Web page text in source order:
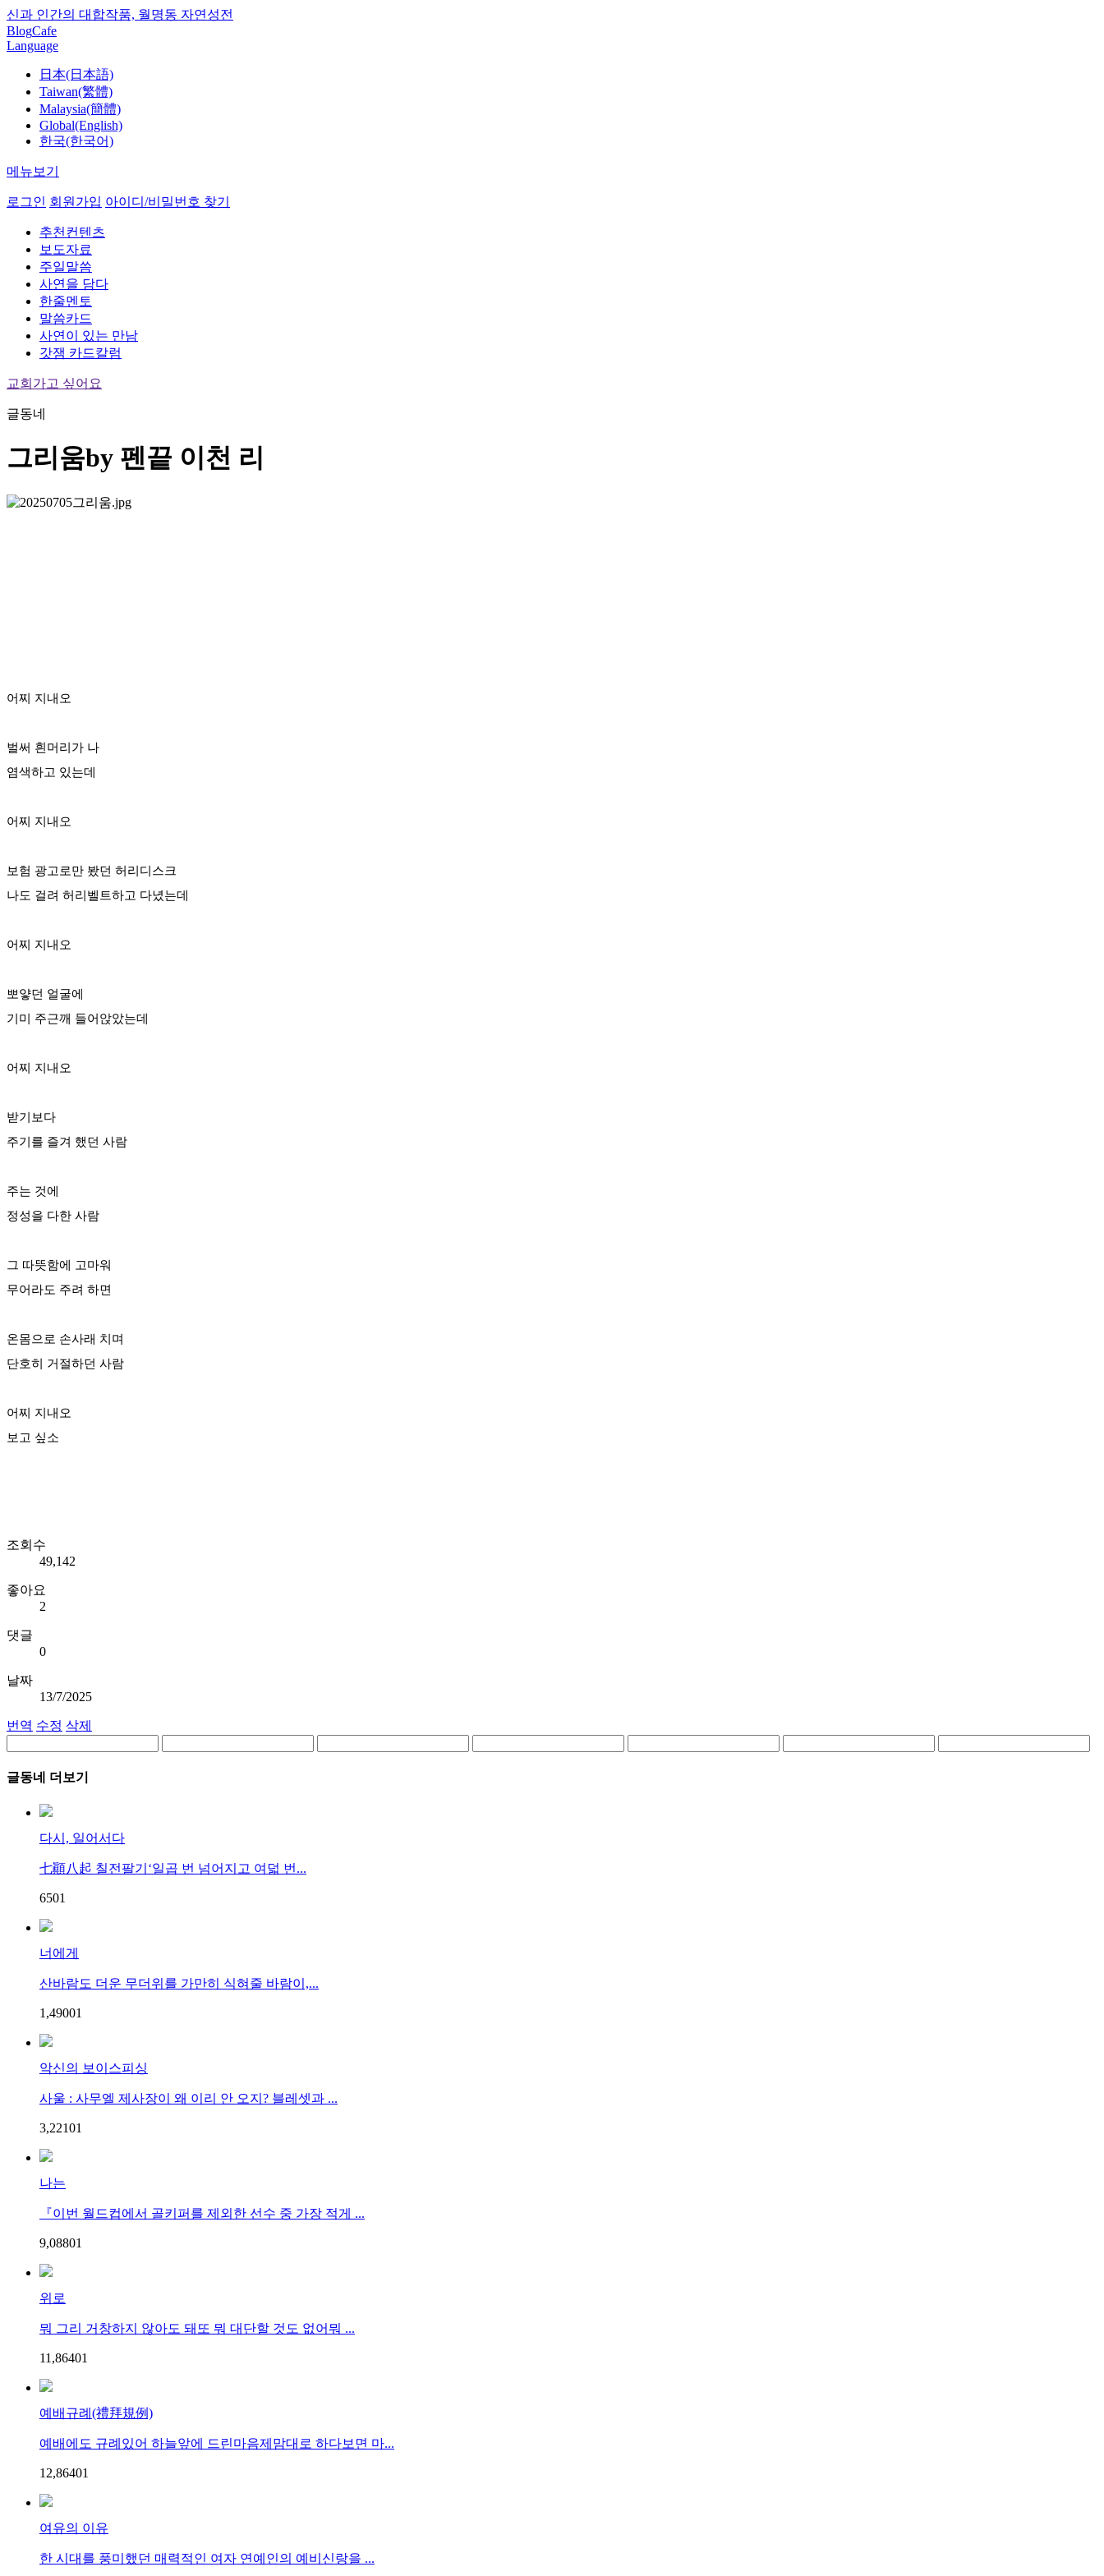
신과 인간의 대합작품, 월명동 자연성전
BlogCafe
Language
日本(日本語)
Taiwan(繁體)
Malaysia(簡體)
Global(English)
한국(한국어)
메뉴보기
로그인 회원가입 아이디/비밀번호 찾기
추천컨텐츠
보도자료
주일말씀
사연을 담다
한줄멘토
말씀카드
사연이 있는 만남
갓잼 카드칼럼
교회가고 싶어요
글동네
그리움by 펜끝 이천 리
어찌 지내오
벌써 흰머리가 나
염색하고 있는데
어찌 지내오
보험 광고로만 봤던 허리디스크
나도 걸려 허리벨트하고 다녔는데
어찌 지내오
뽀얗던 얼굴에
기미 주근깨 들어앉았는데
어찌 지내오
받기보다
주기를 즐겨 했던 사람
주는 것에
정성을 다한 사람
그 따뜻함에 고마워
무어라도 주려 하면
온몸으로 손사래 치며
단호히 거절하던 사람
어찌 지내오
보고 싶소
조회수
49,142
좋아요
2
댓글
0
날짜
13/7/2025
번역 수정 삭제
글동네 더보기
다시, 일어서다
七顚八起 칠전팔기‘일곱 번 넘어지고 여덟 번...
6501
너에게
산바람도 더운 무더위를 가만히 식혀줄 바람이,...
1,49001
악신의 보이스피싱
사울 : 사무엘 제사장이 왜 이리 안 오지? 블레셋과 ...
3,22101
나는
『이번 월드컵에서 골키퍼를 제외한 선수 중 가장 적게 ...
9,08801
위로
뭐 그리 거창하지 않아도 돼또 뭐 대단할 것도 없어뭐 ...
11,86401
예배규례(禮拜規例)
예배에도 규례있어 하늘앞에 드린마음제맘대로 하다보면 마...
12,86401
여유의 이유
한 시대를 풍미했던 매력적인 여자 연예인의 예비신랑을 ...